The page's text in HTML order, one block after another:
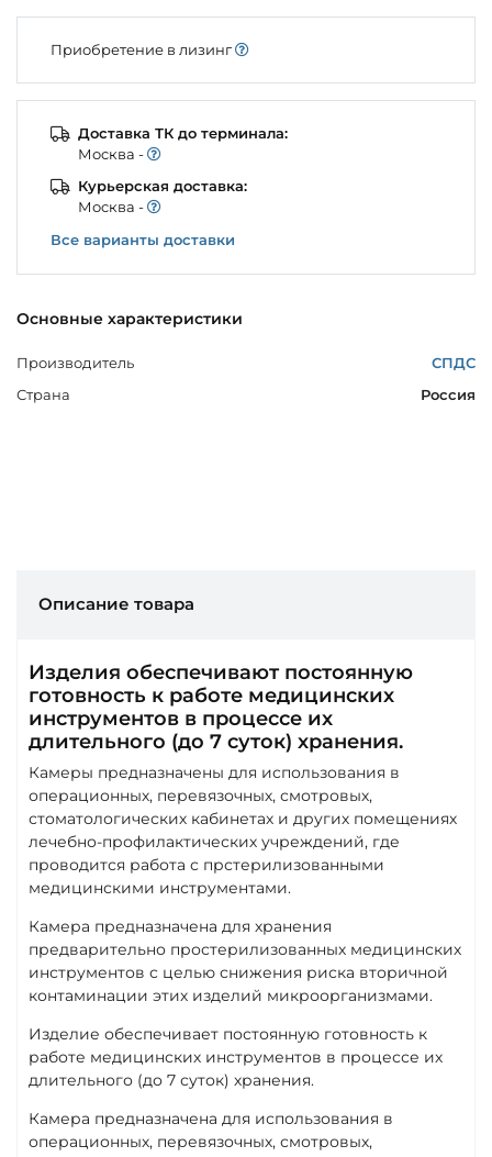
Основные характеристики
Производитель
СПДС
Страна
Россия
Приобретение в лизинг
Доставка ТК до терминала:
Моcква -
Курьерская доставка:
Моcква -
Все варианты доставки
Описание товара
Изделия обеспечивают постоянную
готовность к работе медицинских
инструментов в процессе их
длительного (до 7 суток) хранения.
Камеры предназначены для использования в
операционных, перевязочных, смотровых,
стоматологических кабинетах и других помещениях
лечебно-профилактических учреждений, где
проводится работа с прстерилизованными
медицинскими инструментами.
Камера предназначена для хранения
предварительно простерилизованных медицинских
инструментов с целью снижения риска вторичной
контаминации этих изделий микроорганизмами.
Изделие обеспечивает постоянную готовность к
работе медицинских инструментов в процессе их
длительного (до 7 суток) хранения.
Камера предназначена для использования в
операционных, перевязочных, смотровых,